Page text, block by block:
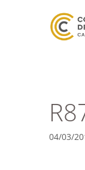
04/03/